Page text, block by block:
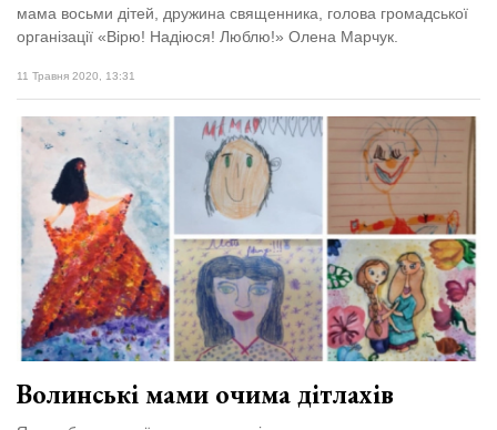
мама восьми дітей, дружина священника, голова громадської
організації «Вірю! Надіюся! Люблю!» Олена Марчук.
11 Травня 2020, 13:31
Волинські мами очима дітлахів